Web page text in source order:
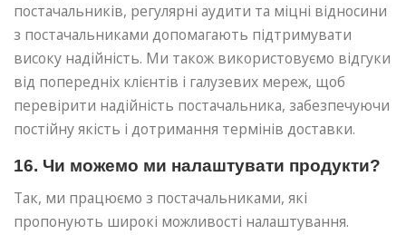
постачальників, регулярні аудити та міцні відносини
з постачальниками допомагають підтримувати
високу надійність. Ми також використовуємо відгуки
від попередніх клієнтів і галузевих мереж, щоб
перевірити надійність постачальника, забезпечуючи
постійну якість і дотримання термінів доставки.
16. Чи можемо ми налаштувати продукти?
Так, ми працюємо з постачальниками, які
пропонують широкі можливості налаштування.